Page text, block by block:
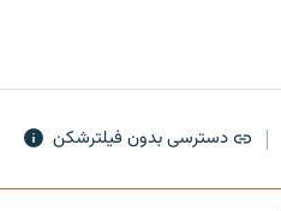
دسترسی بدون فیلترشکن